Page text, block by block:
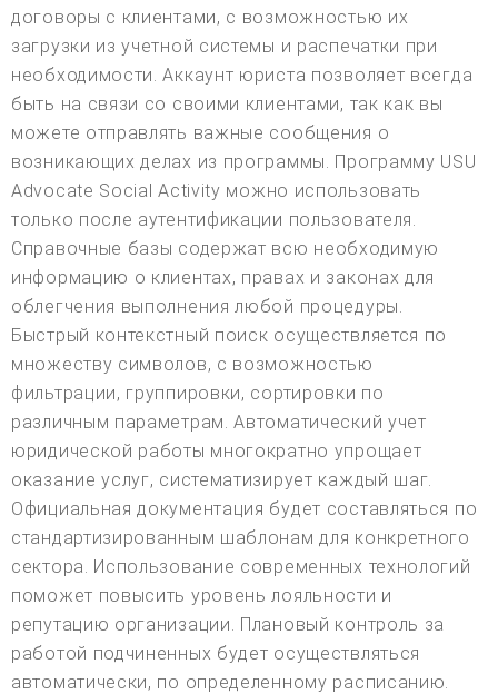
договоры с клиентами, с возможностью их
загрузки из учетной системы и распечатки при
необходимости. Аккаунт юриста позволяет всегда
быть на связи со своими клиентами, так как вы
можете отправлять важные сообщения о
возникающих делах из программы. Программу USU
Advocate Social Activity можно использовать
только после аутентификации пользователя.
Справочные базы содержат всю необходимую
информацию о клиентах, правах и законах для
облегчения выполнения любой процедуры.
Быстрый контекстный поиск осуществляется по
множеству символов, с возможностью
фильтрации, группировки, сортировки по
различным параметрам. Автоматический учет
юридической работы многократно упрощает
оказание услуг, систематизирует каждый шаг.
Официальная документация будет составляться по
стандартизированным шаблонам для конкретного
сектора. Использование современных технологий
поможет повысить уровень лояльности и
репутацию организации. Плановый контроль за
работой подчиненных будет осуществляться
автоматически, по определенному расписанию.